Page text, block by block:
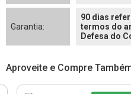
Garantia:
90 dias
termos do
Defesa do
Aproveite e Compre